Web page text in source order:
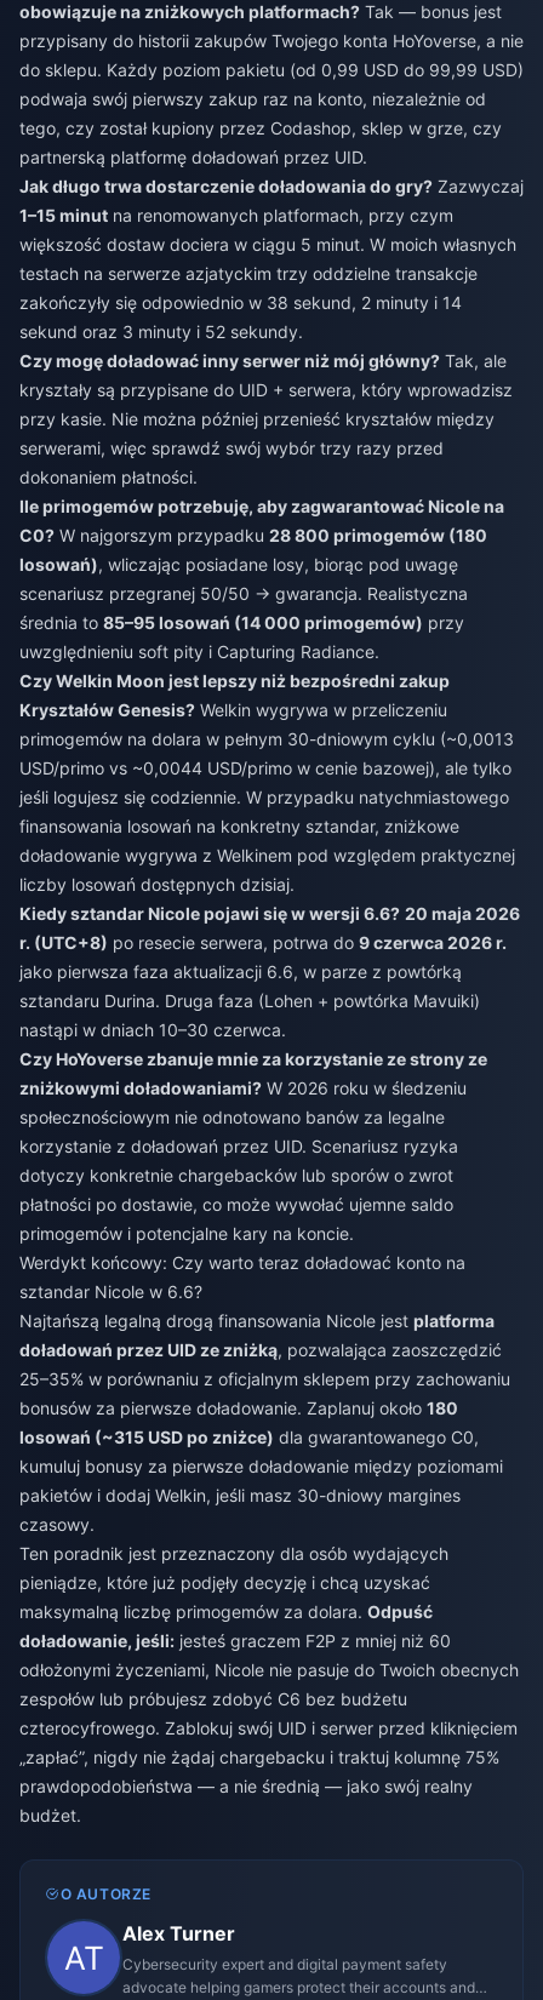
obowiązuje na zniżkowych platformach? Tak — bonus jest
przypisany do historii zakupów Twojego konta HoYoverse, a nie
do sklepu. Każdy poziom pakietu (od 0,99 USD do 99,99 USD)
podwaja swój pierwszy zakup raz na konto, niezależnie od
tego, czy został kupiony przez Codashop, sklep w grze, czy
partnerską platformę doładowań przez UID.
Jak długo trwa dostarczenie doładowania do gry? Zazwyczaj
1–15 minut na renomowanych platformach, przy czym
większość dostaw dociera w ciągu 5 minut. W moich własnych
testach na serwerze azjatyckim trzy oddzielne transakcje
zakończyły się odpowiednio w 38 sekund, 2 minuty i 14
sekund oraz 3 minuty i 52 sekundy.
Czy mogę doładować inny serwer niż mój główny? Tak, ale
kryształy są przypisane do UID + serwera, który wprowadzisz
przy kasie. Nie można później przenieść kryształów między
serwerami, więc sprawdź swój wybór trzy razy przed
dokonaniem płatności.
Ile primogemów potrzebuję, aby zagwarantować Nicole na
C0? W najgorszym przypadku 28 800 primogemów (180
losowań), wliczając posiadane losy, biorąc pod uwagę
scenariusz przegranej 50/50 → gwarancja. Realistyczna
średnia to 85–95 losowań (14 000 primogemów) przy
uwzględnieniu soft pity i Capturing Radiance.
Czy Welkin Moon jest lepszy niż bezpośredni zakup
Kryształów Genesis? Welkin wygrywa w przeliczeniu
primogemów na dolara w pełnym 30-dniowym cyklu (~0,0013
USD/primo vs ~0,0044 USD/primo w cenie bazowej), ale tylko
jeśli logujesz się codziennie. W przypadku natychmiastowego
finansowania losowań na konkretny sztandar, zniżkowe
doładowanie wygrywa z Welkinem pod względem praktycznej
liczby losowań dostępnych dzisiaj.
Kiedy sztandar Nicole pojawi się w wersji 6.6? 20 maja 2026
r. (UTC+8) po resecie serwera, potrwa do 9 czerwca 2026 r.
jako pierwsza faza aktualizacji 6.6, w parze z powtórką
sztandaru Durina. Druga faza (Lohen + powtórka Mavuiki)
nastąpi w dniach 10–30 czerwca.
Czy HoYoverse zbanuje mnie za korzystanie ze strony ze
zniżkowymi doładowaniami? W 2026 roku w śledzeniu
społecznościowym nie odnotowano banów za legalne
korzystanie z doładowań przez UID. Scenariusz ryzyka
dotyczy konkretnie chargebacków lub sporów o zwrot
płatności po dostawie, co może wywołać ujemne saldo
primogemów i potencjalne kary na koncie.
Werdykt końcowy: Czy warto teraz doładować konto na
sztandar Nicole w 6.6?
Najtańszą legalną drogą finansowania Nicole jest platforma
doładowań przez UID ze zniżką, pozwalająca zaoszczędzić
25–35% w porównaniu z oficjalnym sklepem przy zachowaniu
bonusów za pierwsze doładowanie. Zaplanuj około 180
losowań (~315 USD po zniżce) dla gwarantowanego C0,
kumuluj bonusy za pierwsze doładowanie między poziomami
pakietów i dodaj Welkin, jeśli masz 30-dniowy margines
czasowy.
Ten poradnik jest przeznaczony dla osób wydających
pieniądze, które już podjęły decyzję i chcą uzyskać
maksymalną liczbę primogemów za dolara. Odpuść
doładowanie, jeśli: jesteś graczem F2P z mniej niż 60
odłożonymi życzeniami, Nicole nie pasuje do Twoich obecnych
zespołów lub próbujesz zdobyć C6 bez budżetu
czterocyfrowego. Zablokuj swój UID i serwer przed kliknięciem
„zapłać”, nigdy nie żądaj chargebacku i traktuj kolumnę 75%
prawdopodobieństwa — a nie średnią — jako swój realny
budżet.
O AUTORZE
Alex Turner
Cybersecurity expert and digital payment safety
advocate helping gamers protect their accounts and